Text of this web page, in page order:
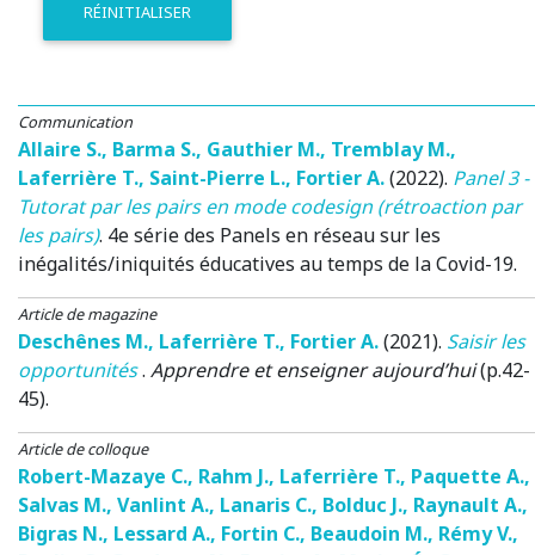
RÉINITIALISER
Communication
Allaire S., Barma S., Gauthier M., Tremblay M.,
Laferrière T., Saint-Pierre L., Fortier A.(2022). Panel 3 -
Tutorat par les pairs en mode codesign (rétroaction par
les pairs). 4e série des Panels en réseau sur les
inégalités/iniquités éducatives au temps de la Covid-19.
Article de magazine
Deschênes M., Laferrière T., Fortier A.(2021). Saisir les
opportunités. Apprendre et enseigner aujourd’hui(p.42-
45).
Article de colloque
Robert-Mazaye C., Rahm J., Laferrière T., Paquette A.,
Salvas M., Vanlint A., Lanaris C., Bolduc J., Raynault A.,
Bigras N., Lessard A., Fortin C., Beaudoin M., Rémy V.,